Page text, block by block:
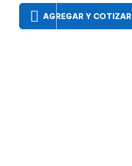
AGREGAR Y COTIZAR